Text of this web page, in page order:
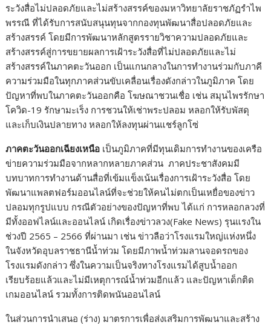
ระวังสื่อไม่ปลอดภัยและไม่สร้างสรรค์ของมหาวิทยาลัยราชภัฏรำไพ
พรรณี ที่ได้รับการสนับสนุนทุนจากกองทุนพัฒนาสื่อปลอดภัยและ
สร้างสรรค์ โดยมีการพัฒนาหลักสูตรรายวิชาความปลอดภัยและ
สร้างสรรค์สู่การขยายผลการเฝ้าระวังสื่อที่ไม่ปลอดภัยและไม่
สร้างสรรค์ในภาคตะวันออก เป็นแกนกลางในการทำงานร่วมกับภาคี
ความร่วมมือในทุกภาคส่วนขับเคลื่อนเรื่องดังกล่าวในภูมิภาค โดย
ปัญหาที่พบในภาคตะวันออกคือ โฆษณาชวนเชื่อ เช่น สมุนไพรรักษา
โควิด-19 รักษามะเร็ง การชวนให้เช่าพระปลอม หลอกให้รับพัสดุ
และเก็บเงินปลายทาง หลอกให้ลงทุนผ่านแชร์ลูกโซ่
ภาคตะวันออกเฉียงเหนือ เป็นภูมิภาคที่มีทุนเดิมการทำงานของเครือ
ข่ายความร่วมมือจากหลากหลายภาคส่วน ภาคประชาสังคมมี
บทบาทการทำงานด้านสื่อที่เข้มแข็งเน้นเรื่องการเฝ้าระวังสื่อ โดย
พัฒนาแพลตฟอร์มออนไลน์ที่จะช่วยให้คนไม่ตกเป็นเหยื่อของข่าว
ปลอมทุกรูปแบบ กรณีตัวอย่างของปัญหาที่พบ ได้แก่ การหลอกลวงที่
มีทั้งออฟไลน์และออนไลน์ เกิดเรื่องข่าวลวง(Fake News) รุนแรงใน
ช่วงปี 2565 – 2566 ที่ผ่านมา เช่น ข่าวลือว่าโรงแรมใหญ่แห่งหนึ่ง
ในจังหวัดอุบลราชธานีน้ำท่วม โดยมีภาพน้ำท่วมลานจอดรถของ
โรงแรมดังกล่าว ซึ่งในความเป็นจริงทางโรงแรมได้สูบน้ำออก
เรียบร้อยแล้วและไม่มีเหตุการณ์น้ำท่วมอีกแล้ว และปัญหาเด็กติด
เกมออนไลน์ รวมทั้งการติดพนันออนไลน์
ในส่วนการนำเสนอ (ร่าง) มาตรการเพื่อส่งเสริมการพัฒนาและสร้าง